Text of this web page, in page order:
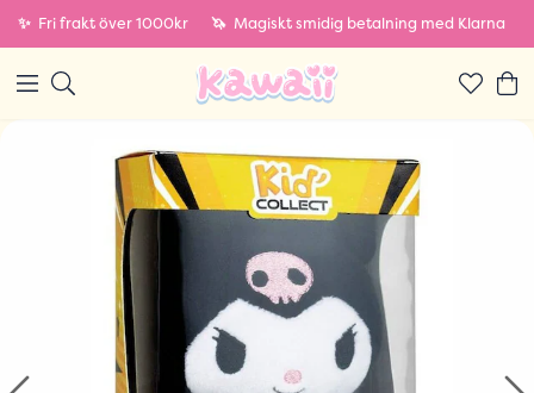
✨ Fri frakt över 1000kr 🦄 Magiskt smidig betalning med Klarna